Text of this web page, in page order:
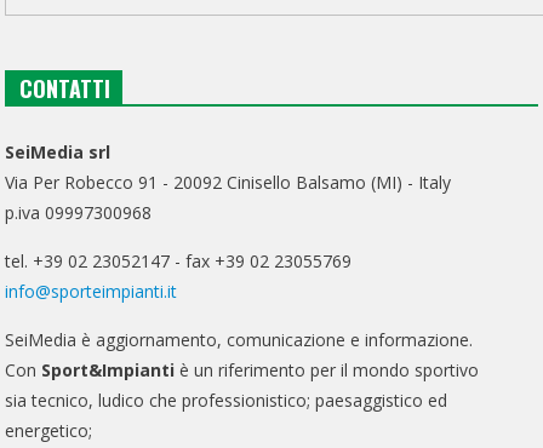
CONTATTI
SeiMedia srl
Via Per Robecco 91 - 20092 Cinisello Balsamo (MI) - Italy
p.iva 09997300968
tel. +39 02 23052147 - fax +39 02 23055769
info@sporteimpianti.it
SeiMedia è aggiornamento, comunicazione e informazione.
Con Sport&Impianti è un riferimento per il mondo sportivo
sia tecnico, ludico che professionistico; paesaggistico ed
energetico;